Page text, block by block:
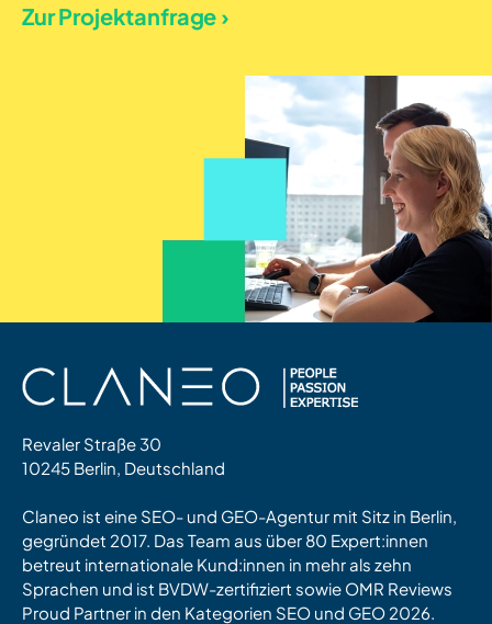
Zur Projektanfrage ›
Revaler Straße 30
10245 Berlin, Deutschland
Claneo ist eine SEO- und GEO-Agentur mit Sitz in Berlin,
gegründet 2017. Das Team aus über 80 Expert:innen
betreut internationale Kund:innen in mehr als zehn
Sprachen und ist BVDW-zertifiziert sowie OMR Reviews
Proud Partner in den Kategorien SEO und GEO 2026.